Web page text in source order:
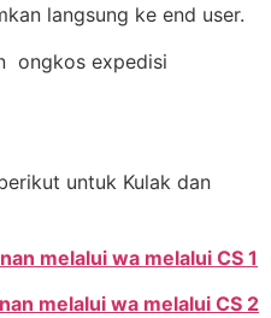
langsung ke end user.
ongkos expedisi
untuk Kulak dan
melalui wa melalui CS 1
melalui wa melalui CS 2